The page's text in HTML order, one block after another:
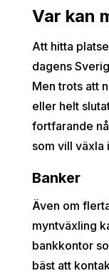
Var kan
Att hitta
dagens
Men trots att
eller helt
fortfarande
som vill växla
Banker
Även om
myntväxling
bankkontor
bäst att